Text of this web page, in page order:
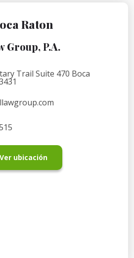
Raton
Group, P.A.
Trail Suite 470 Boca
Ver ubicación